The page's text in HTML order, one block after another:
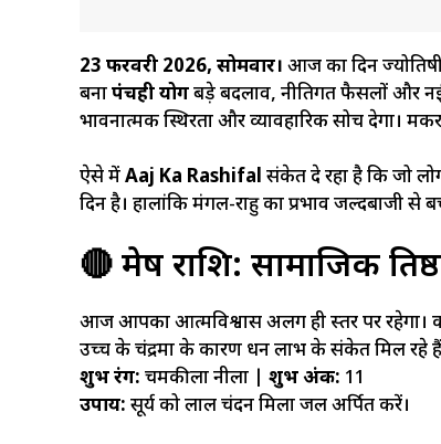
23 फरवरी 2026, सोमवार। आज का दिन
बनापंचग्रही योगबड़े बदलाव, नीतिगत फैसलों और
भावनात्मक स्थिरता और व्यावहारिक सोच देगा।
ऐसे मेंAaj Ka Rashifal संकेत दे रहा है कि जो
दिन है। हालांकि मंगल-राहु का प्रभाव जल्दबाजी से
🔴 मेष राशि: सामाजिक
आज आपका आत्मविश्वास अलग ही स्तर पर रहेगा।
उच्च के चंद्रमा के कारण धन लाभ के संकेत मिल रहे
शुभ रंग: चमकीला नीला | शुभ अंक: 11
उपाय: सूर्य को लाल चंदन मिला जल अर्पित करें।